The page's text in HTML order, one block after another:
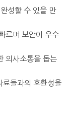
성할 수 있을 만
르며 보안이 우수
의사소통을 돕는
료들과의 호환성을